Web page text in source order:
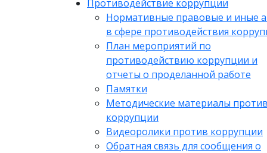
Противодействие коррупции
Нормативные правовые и иные
в сфере противодействия
План мероприятий по
противодействию коррупции и
отчеты о проделанной работе
Памятки
Методические материалы против
коррупции
Видеоролики против коррупции
Обратная связь для сообщения о